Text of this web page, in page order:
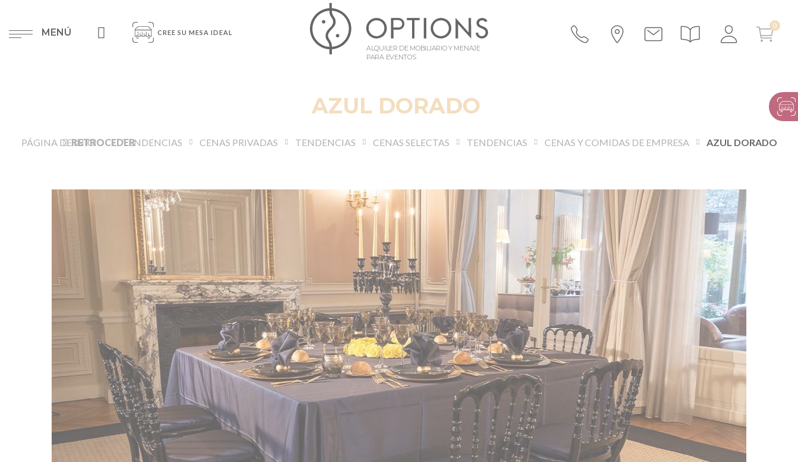
MENÚ CREE SU MESA IDEAL
ALQUILER DE MOBILIARIO Y MENAJE
PARA EVENTOS
AZUL DORADO
RETROCEDER
PÁGINA DE INICIO TENDENCIAS CENAS PRIVADAS TENDENCIAS CENAS SELECTAS TENDENCIAS CENAS Y COMIDAS DE EMPRESA AZUL DORADO